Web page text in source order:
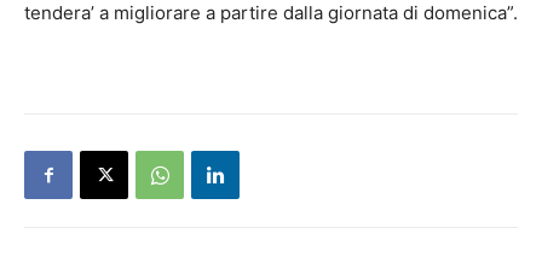
tendera’ a migliorare a partire dalla giornata di domenica”.